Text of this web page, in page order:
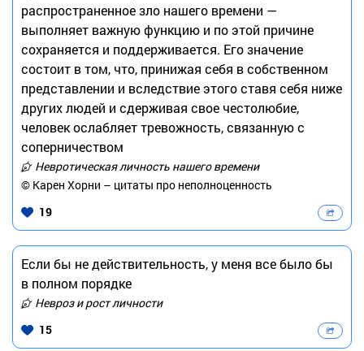
распространенное зло нашего времени —
выполняет важную функцию и по этой причине
сохраняется и поддерживается. Его значение
состоит в том, что, принижая себя в собственном
представлении и вследствие этого ставя себя ниже
других людей и сдерживая свое честолюбие,
человек ослабляет тревожность, связанную с
соперничеством
Невротическая личность нашего времени
© Карен Хорни – цитаты про неполноценность
19
Если бы не действительность, у меня все было бы
в полном порядке
Невроз и рост личности
15